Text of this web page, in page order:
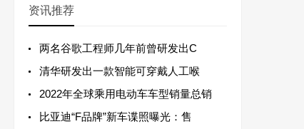
资讯推荐
两名谷歌工程师几年前曾研发出C
清华研发出一款智能可穿戴人工喉
2022年全球乘用电动车车型销量总销
比亚迪“F品牌”新车谍照曝光：售